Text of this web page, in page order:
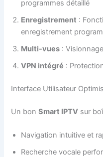
programmes détaillé
Enregistrement :
enregistrement
Multi-vues :
VPN intégré :
Interface Utilisateur
Un bonSmart IPTV sur
Navigation intuitive et
Recherche vocale